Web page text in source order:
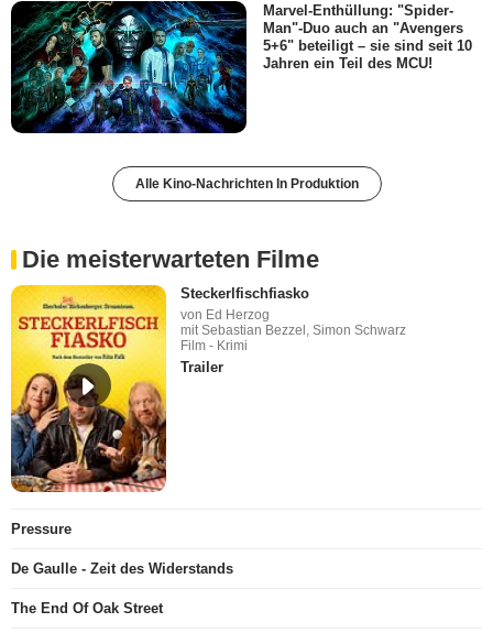
Marvel-Enthüllung: "Spider-
Man"-Duo auch an "Avengers
5+6" beteiligt – sie sind seit 10
Jahren ein Teil des MCU!
Alle Kino-Nachrichten In Produktion
Die meisterwarteten Filme
Steckerlfischfiasko
von Ed Herzog
mit Sebastian Bezzel, Simon Schwarz
Film - Krimi
Trailer
Pressure
De Gaulle - Zeit des Widerstands
The End Of Oak Street